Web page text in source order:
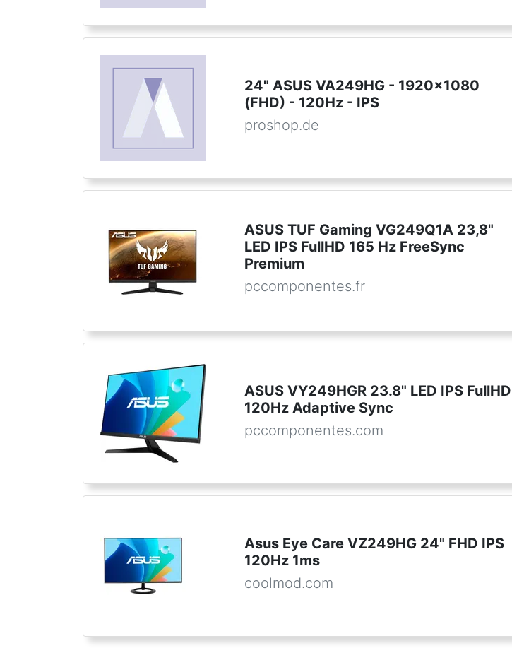
24" ASUS VA249HG - 1920x1080
(FHD) - 120Hz - IPS
proshop.de
ASUS TUF Gaming VG249Q1A 23,8"
LED IPS FullHD 165 Hz FreeSync
Premium
pccomponentes.fr
ASUS VY249HGR 23.8" LED IPS FullHD
120Hz Adaptive Sync
pccomponentes.com
Asus Eye Care VZ249HG 24" FHD IPS
120Hz 1ms
coolmod.com